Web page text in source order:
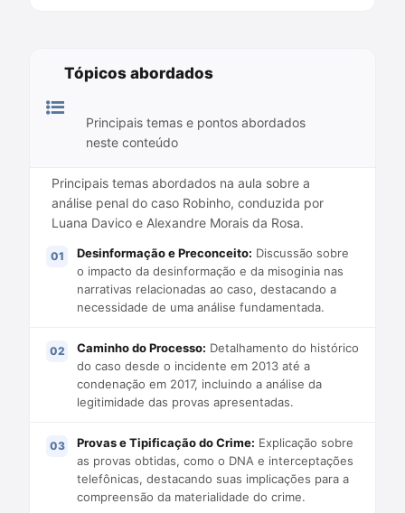
Tópicos abordados
Principais temas e pontos abordados
neste conteúdo
Principais temas abordados na aula sobre a
análise penal do caso Robinho, conduzida por
Luana Davico e Alexandre Morais da Rosa.
Desinformação e Preconceito: Discussão sobre
o impacto da desinformação e da misoginia nas
narrativas relacionadas ao caso, destacando a
necessidade de uma análise fundamentada.
Caminho do Processo: Detalhamento do histórico
do caso desde o incidente em 2013 até a
condenação em 2017, incluindo a análise da
legitimidade das provas apresentadas.
Provas e Tipificação do Crime: Explicação sobre
as provas obtidas, como o DNA e interceptações
telefônicas, destacando suas implicações para a
compreensão da materialidade do crime.